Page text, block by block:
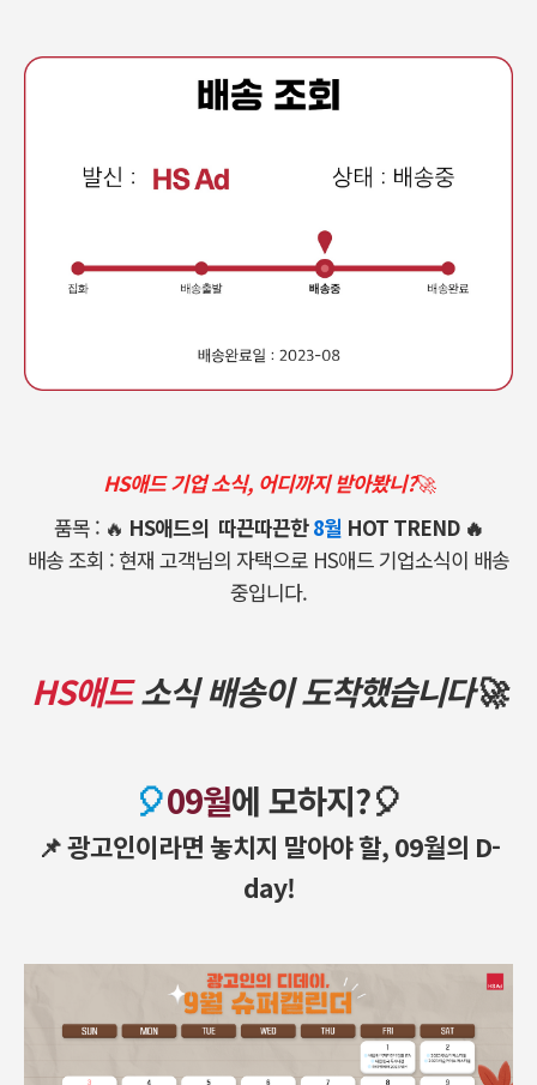
HS애드 기업 소식, 어디까지 받아봤니?🚀
품목 : 🔥 HS애드의 따끈따끈한8월 HOT TREND 🔥
배송 조회 : 현재 고객님의 자택으로 HS애드 기업소식이 배송
중입니다.
HS애드 소식 배송이 도착했습니다🚀
🎈09월에 모하지?🎈
📌 광고인이라면 놓치지 말아야 할, 09월의 D-
day!